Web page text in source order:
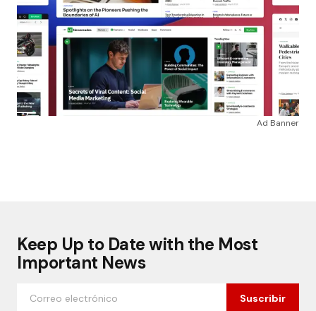
Ad Banner
Keep Up to Date with the Most
Important News
Suscribir